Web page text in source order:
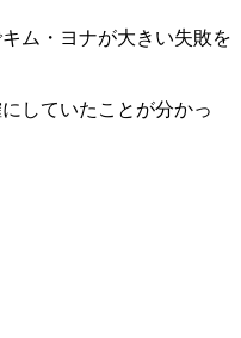
ム・ヨナが大きい失敗を
していたことが分かっ